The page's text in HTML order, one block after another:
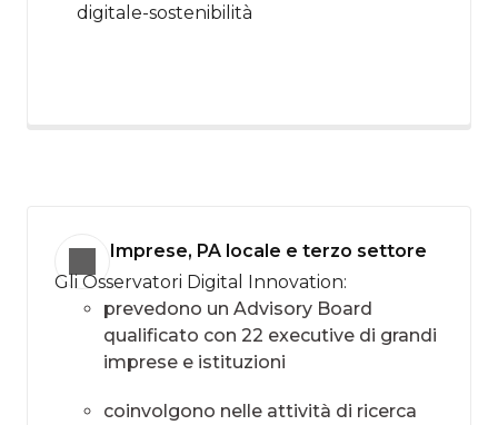
digitale-sostenibilità
Imprese, PA locale e terzo settore
Gli Osservatori Digital Innovation:
prevedono un Advisory Board
qualificato con 22 executive di grandi
imprese e istituzioni
coinvolgono nelle attività di ricerca